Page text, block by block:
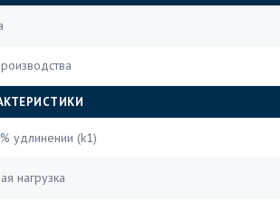
удлинении (k1)
нагрузка